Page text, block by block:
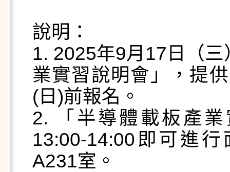
說明：
1. 2025年9月17日（
業實習說明會」，提
(日)前報名。
2. 「半導體載板產
13:00-14:00即可進
A231室。